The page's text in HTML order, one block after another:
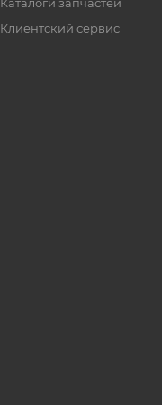
Клиентский сервис